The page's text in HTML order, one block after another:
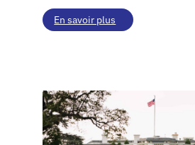
En savoir plus
Nine
Widespread
Health
System
Change